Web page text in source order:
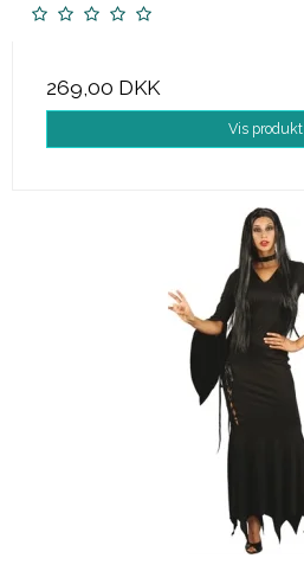
269,00 DKK
Vis produkt